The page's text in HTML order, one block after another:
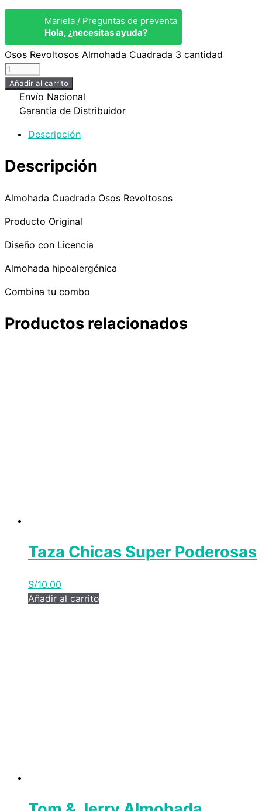
Mariela / Preguntas de preventa
Hola, ¿necesitas ayuda?
Osos Revoltosos Almohada Cuadrada 3 cantidad
Añadir al carrito
Envío Nacional
Garantía de Distribuidor
Descripción
Descripción
Almohada Cuadrada Osos Revoltosos
Producto Original
Diseño con Licencia
Almohada hipoalergénica
Combina tu combo
Productos relacionados
Taza Chicas Super Poderosas
S/10.00
Añadir al carrito